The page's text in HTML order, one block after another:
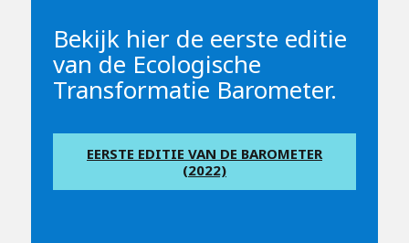
Bekijk hier de eerste editie
van de Ecologische
Transformatie Barometer.
EERSTE EDITIE VAN DE BAROMETER
(2022)